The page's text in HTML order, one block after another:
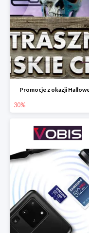
Promocje z okazji
30%